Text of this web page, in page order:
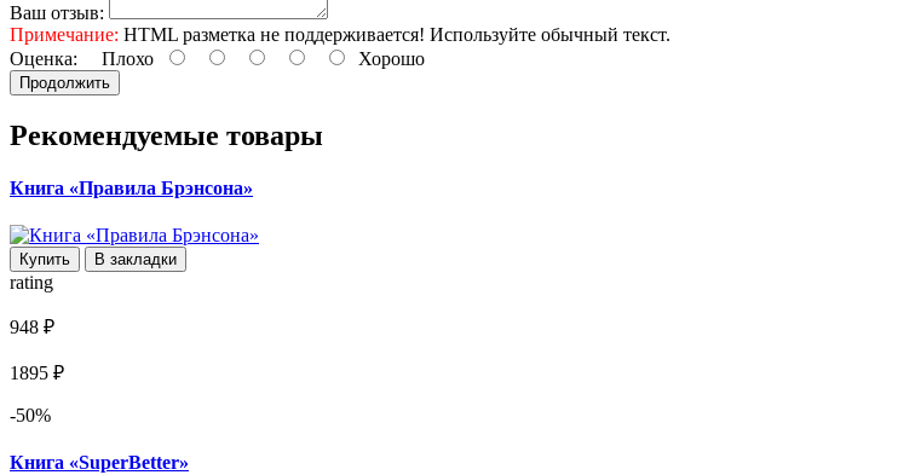
Ваш отзыв:
Примечание: HTML разметка не поддерживается! Используйте обычный текст.
Оценка: Плохо Хорошо
Продолжить
Рекомендуемые товары
Книга «Правила Брэнсона»
Купить В закладки
rating
948 ₽
1895 ₽
-50%
Книга «SuperBetter»